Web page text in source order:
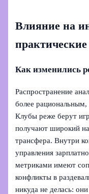
Влияние на
Как изменились
Распространение
более рациональным,
Клубы реже берут
получают широкий
трансфера. Внутри
управления
метриками имеют
конфликты в
никуда не делась: